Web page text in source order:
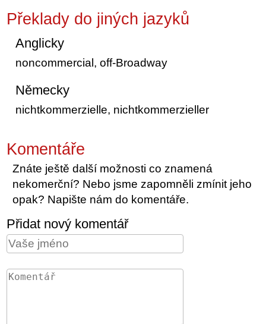
Překlady do jiných jazyků
Anglicky
noncommercial, off-Broadway
Německy
nichtkommerzielle, nichtkommerzieller
Komentáře
Znáte ještě další možnosti co znamená
nekomerční? Nebo jsme zapomněli zmínit jeho
opak? Napište nám do komentáře.
Přidat nový komentář